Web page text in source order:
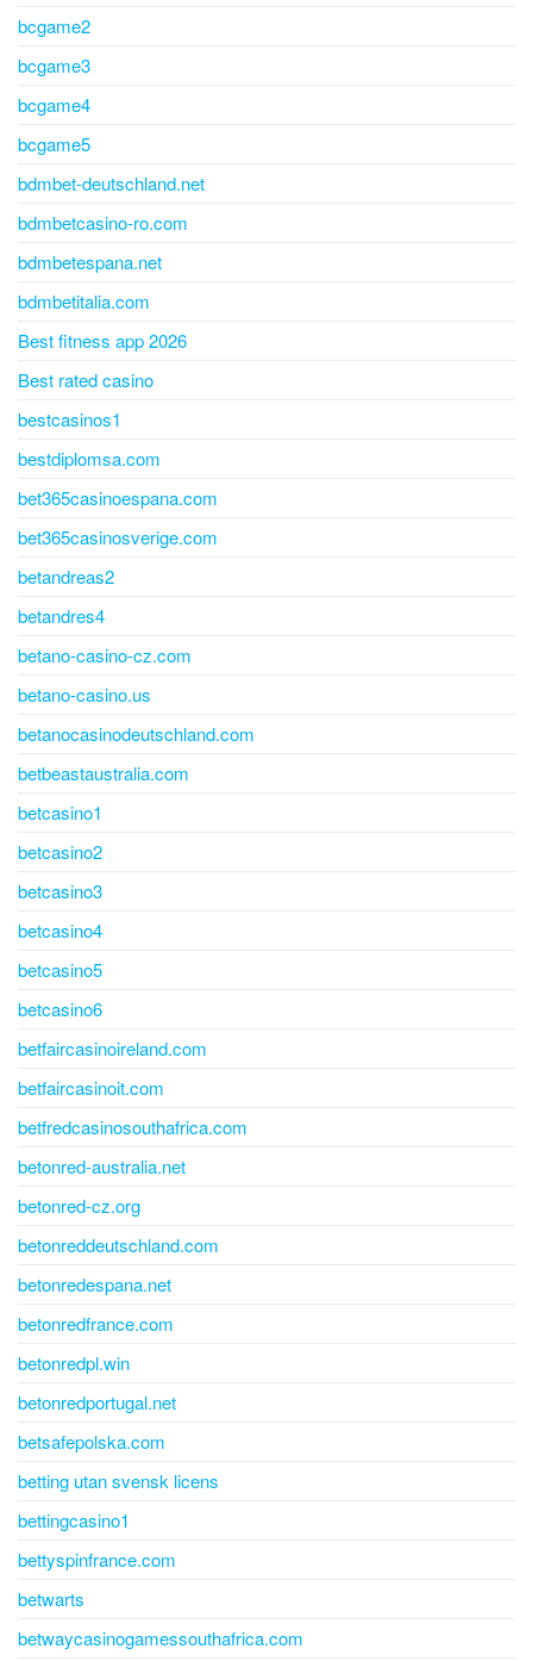
bcgame2
bcgame3
bcgame4
bcgame5
bdmbet-deutschland.net
bdmbetcasino-ro.com
bdmbetespana.net
bdmbetitalia.com
Best fitness app 2026
Best rated casino
bestcasinos1
bestdiplomsa.com
bet365casinoespana.com
bet365casinosverige.com
betandreas2
betandres4
betano-casino-cz.com
betano-casino.us
betanocasinodeutschland.com
betbeastaustralia.com
betcasino1
betcasino2
betcasino3
betcasino4
betcasino5
betcasino6
betfaircasinoireland.com
betfaircasinoit.com
betfredcasinosouthafrica.com
betonred-australia.net
betonred-cz.org
betonreddeutschland.com
betonredespana.net
betonredfrance.com
betonredpl.win
betonredportugal.net
betsafepolska.com
betting utan svensk licens
bettingcasino1
bettyspinfrance.com
betwarts
betwaycasinogamessouthafrica.com